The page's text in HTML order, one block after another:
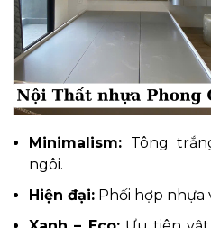
Minimalism: Tông
ngôi.
Hiện đại: Phối hợp nhựa